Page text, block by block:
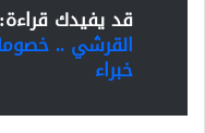
قد يفيدك قراءة:
خبراء